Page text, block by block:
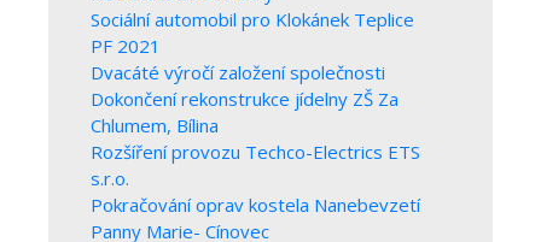
Sociální automobil pro Klokánek Teplice
PF 2021
Dvacáté výročí založení společnosti
Dokončení rekonstrukce jídelny ZŠ Za
Chlumem, Bílina
Rozšíření provozu Techco-Electrics ETS
s.r.o.
Pokračování oprav kostela Nanebevzetí
Panny Marie- Cínovec